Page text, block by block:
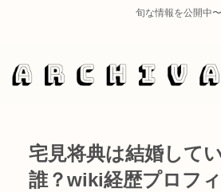
旬な情報を公開中〜
宅見将典は結婚して
誰？wiki経歴プロフ